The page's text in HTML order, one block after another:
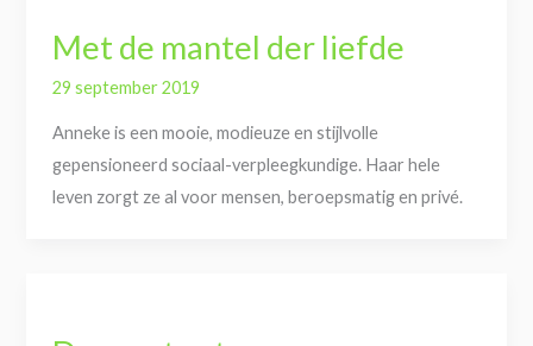
Met de mantel der liefde
29 september 2019
Anneke is een mooie, modieuze en stijlvolle
gepensioneerd sociaal-verpleegkundige. Haar hele
leven zorgt ze al voor mensen, beroepsmatig en privé.